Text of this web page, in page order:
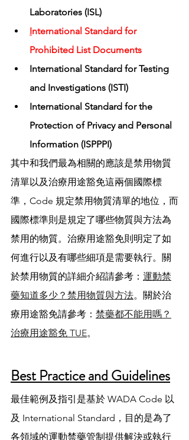
Laboratories (ISL)
International Standard for
Prohibited List Documents
International Standard for Testing
and Investigations (ISTI)
International Standard for the
Protection of Privacy and Personal
Information (ISPPPI)
其中和我們最為相關的應該是禁用物質
清單以及治療用途豁免這兩個國際標
準，Code 規定禁用物質清單的地位，而
國際標準則是規定了哪些物質與方法為
禁用的物質。治療用途豁免則明定了如
何進行以及有哪些細項是需要執行。關
於禁用物質的詳細介紹請參考： 運動禁
藥知道多少？禁用物質與方法。關於治
療用途豁免請參考： 禁藥都不能用嗎？
治療用途豁免 TUE。
Best Practice and Guidelines
最佳範例及指引是基於 WADA Code 以
及 International Standard，目的是為了
各領域的運動禁藥管制提供解決或執行